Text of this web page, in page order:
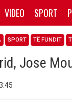
VIDEO SPORT
SPORT TË FUNDIT
Jose